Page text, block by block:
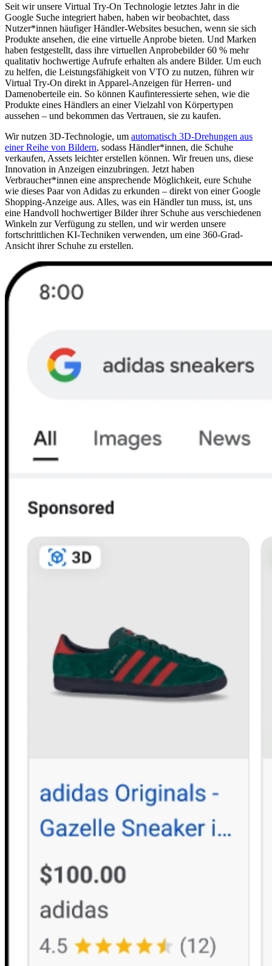
Seit wir unsere Virtual Try-On Technologie letztes Jahr in die
Google Suche integriert haben, haben wir beobachtet, dass
Nutzer*innen häufiger Händler-Websites besuchen, wenn sie sich
Produkte ansehen, die eine virtuelle Anprobe bieten. Und Marken
haben festgestellt, dass ihre virtuellen Anprobebilder 60 % mehr
qualitativ hochwertige Aufrufe erhalten als andere Bilder. Um euch
zu helfen, die Leistungsfähigkeit von VTO zu nutzen, führen wir
Virtual Try-On direkt in Apparel-Anzeigen für Herren- und
Damenoberteile ein. So können Kaufinteressierte sehen, wie die
Produkte eines Händlers an einer Vielzahl von Körpertypen
aussehen – und bekommen das Vertrauen, sie zu kaufen.
Wir nutzen 3D-Technologie, um automatisch 3D-Drehungen aus
einer Reihe von Bildern, sodass Händler*innen, die Schuhe
verkaufen, Assets leichter erstellen können. Wir freuen uns, diese
Innovation in Anzeigen einzubringen. Jetzt haben
Verbraucher*innen eine ansprechende Möglichkeit, eure Schuhe
wie dieses Paar von Adidas zu erkunden – direkt von einer Google
Shopping-Anzeige aus. Alles, was ein Händler tun muss, ist, uns
eine Handvoll hochwertiger Bilder ihrer Schuhe aus verschiedenen
Winkeln zur Verfügung zu stellen, und wir werden unsere
fortschrittlichen KI-Techniken verwenden, um eine 360-Grad-
Ansicht ihrer Schuhe zu erstellen.